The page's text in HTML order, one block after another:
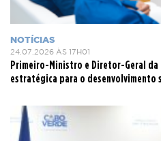
NOTÍCIAS
24.07.2026 ÀS 17H01
Primeiro-Ministro e Diretor-Geral da
estratégica para o desenvolvimento